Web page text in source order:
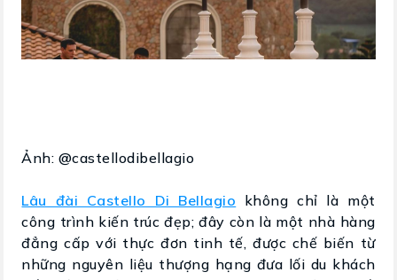
Ảnh: @castellodibellagio
Lâu đài Castello Di Bellagio không chỉ là một
công trình kiến trúc đẹp; đây còn là một nhà hàng
đẳng cấp với thực đơn tinh tế, được chế biến từ
những nguyên liệu thượng hạng đưa lối du khách